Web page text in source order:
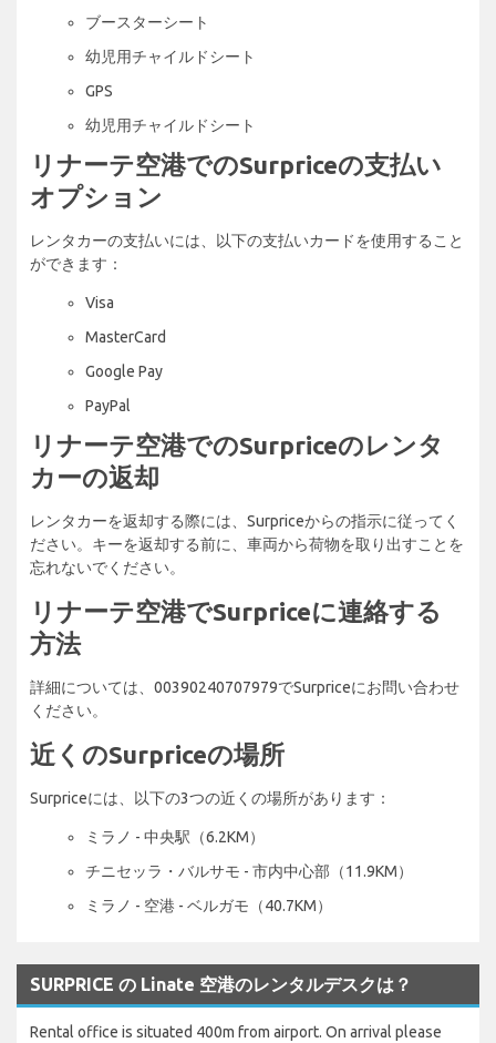
ブースターシート
幼児用チャイルドシート
GPS
幼児用チャイルドシート
リナーテ空港でのSurpriceの支払い
オプション
レンタカーの支払いには、以下の支払いカードを使用すること
ができます：
Visa
MasterCard
Google Pay
PayPal
リナーテ空港でのSurpriceのレンタ
カーの返却
レンタカーを返却する際には、Surpriceからの指示に従ってく
ださい。キーを返却する前に、車両から荷物を取り出すことを
忘れないでください。
リナーテ空港でSurpriceに連絡する
方法
詳細については、00390240707979でSurpriceにお問い合わせ
ください。
近くのSurpriceの場所
Surpriceには、以下の3つの近くの場所があります：
ミラノ - 中央駅（6.2KM）
チニセッラ・バルサモ - 市内中心部（11.9KM）
ミラノ - 空港 - ベルガモ（40.7KM）
SURPRICE の Linate 空港のレンタルデスクは？
Rental office is situated 400m from airport. On arrival please